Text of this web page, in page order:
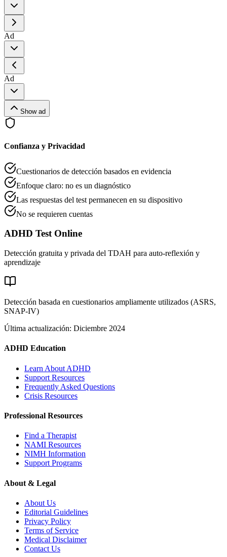
Ad
Ad
Show ad
Confianza y Privacidad
Cuestionarios de detección basados en evidencia
Enfoque claro: no es un diagnóstico
Las respuestas del test permanecen en su dispositivo
No se requieren cuentas
ADHD Test Online
Detección gratuita y privada del TDAH para auto-reflexión y
aprendizaje
Detección basada en cuestionarios ampliamente utilizados (ASRS,
SNAP-IV)
Última actualización: Diciembre 2024
ADHD Education
Learn About ADHD
Support Resources
Frequently Asked Questions
Crisis Resources
Professional Resources
Find a Therapist
NAMI Resources
NIMH Information
Support Programs
About & Legal
About Us
Editorial Guidelines
Privacy Policy
Terms of Service
Medical Disclaimer
Contact Us